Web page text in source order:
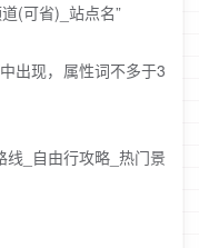
(可省)_站点名”
出现，属性词不多于3
线_自由行攻略_热门景